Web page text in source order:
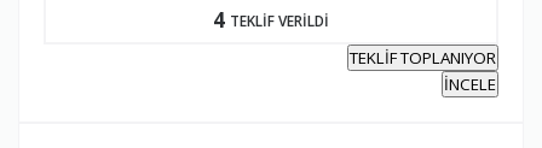
4 TEKLİF VERİLDİ
TEKLİF TOPLANIYOR
İNCELE